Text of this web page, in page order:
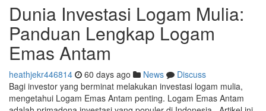
Dunia Investasi Logam Mulia:
Panduan Lengkap Logam
Emas Antam
heathjekr446814 60 days ago News
Discuss
Bagi investor yang berminat melakukan investasi logam mulia,
mengetahui Logam Emas Antam penting. Logam Emas Antam